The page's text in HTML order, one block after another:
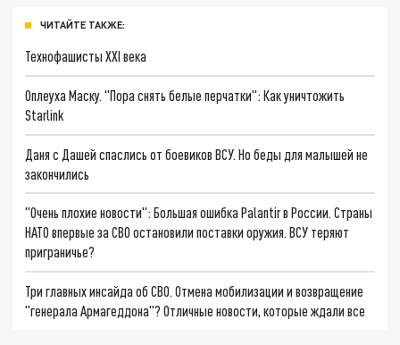
ЧИТАЙТЕ ТАКЖЕ:
Технофашисты XXI века
Оплеуха Маску. "Пора снять белые перчатки": Как уничтожить
Starlink
Даня с Дашей спаслись от боевиков ВСУ. Но беды для малышей не
закончились
"Очень плохие новости": Большая ошибка Palantir в России. Страны
НАТО впервые за СВО остановили поставки оружия. ВСУ теряют
приграничье?
Три главных инсайда об СВО. Отмена мобилизации и возвращение
"генерала Армагеддона"? Отличные новости, которые ждали все